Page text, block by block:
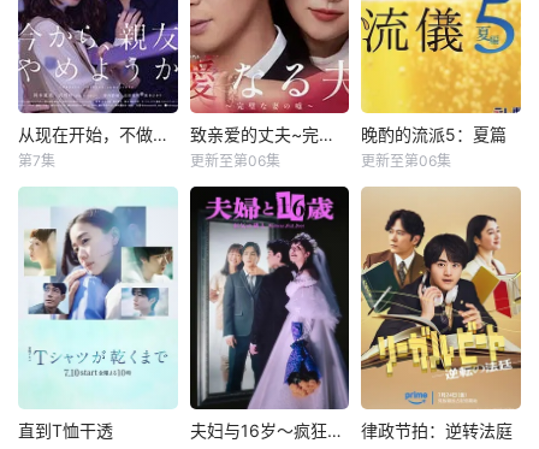
突然倒闭而失业。
在哥哥的建议下，
她来到已故祖母留
下的海边别墅，开
启了一段治愈身心
的“人生假期”。
在这里，她遇到
西上
树（佐野玲於 饰）
及4岁女儿看似幸
福，却面临着丧偶
式育儿与长达5年
的“
一良与东庆伊为中
心，讲述这两个笨
拙之人寻觅属于自
己幸福历程的爱情
故事。一良因过去
的心理创伤而避免
与他人深交，庆伊
与恋爱无缘的生
活。身为社会人尊
敬一良的庆伊，以
电影这一共同爱好
为契机，开始与他
共度工作以外的时
间。庆伊本未意识
到关系会更进一
步，然而某日，借
着酒劲的一良向他
从现在开始，不做朋友了吧
在公关公司工作的
27岁女性柴崎希麻
里性格开朗直率，
却因与历任男友在
陷情感创伤。 面对
身边朋友接连结婚
于大学、如今又是
从现在开始，不做朋友了吧
第7集
致亲爱的丈夫~完美妻子的谎言~
古川雄大
聚焦于一对结
婚10年、在外人眼
中完美无瑕的恩爱
夫妻。丈夫是节目
的王牌主持，妻子
则是打理他演艺事
务的个人事
致亲爱的丈夫~完美妻子的谎言~
更新至第06集
晚酌的流派5：夏篇
辻凪子
本剧讲述的是不动
产公司营业员伊泽
美幸（栗山千明
饰）围绕“如何在一
天结束时把酒喝得
最美味”这一人生信
条，展开的日常奋
斗。她将工作以外
晚酌的流派5：夏篇
更新至第06集
直到T恤干透
直到T恤干透 夫妇与16岁～疯狂的邻居～夫妇与16岁～疯狂的邻居～ 律政节拍：逆转法庭
律政节拍：逆转法庭